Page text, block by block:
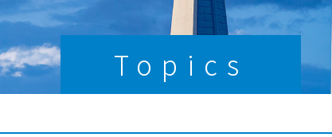
Topics